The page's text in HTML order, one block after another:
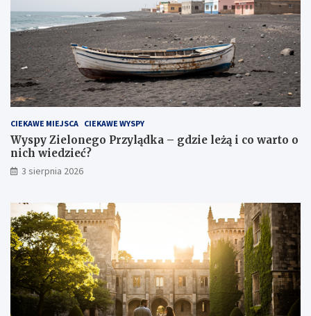
CIEKAWE MIEJSCA CIEKAWE WYSPY
Wyspy Zielonego Przylądka – gdzie leżą i co warto o
nich wiedzieć?
3 sierpnia 2026